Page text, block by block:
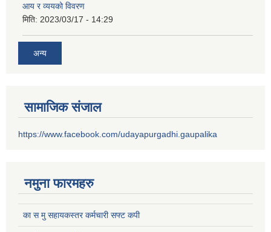
आय र व्ययको विवरण
मिति: 2023/03/17 - 14:29
अन्य
सामाजिक संजाल
https://www.facebook.com/udayapurgadhi.gaupalika
नमुना फारमहरु
का स मु सहायकस्तर कर्मचारी सफ्ट कपी